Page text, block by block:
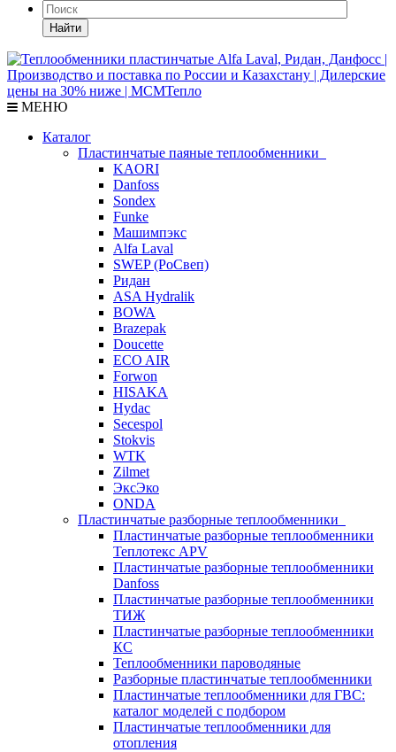
Найти
МЕНЮ
Каталог
Пластинчатые паяные теплообменники
KAORI
Danfoss
Sondex
Funke
Машимпэкс
Alfa Laval
SWEP (РоСвеп)
Ридан
ASA Hydralik
BOWA
Brazepak
Doucette
ECO AIR
Forwon
HISAKA
Hydac
Secespol
Stokvis
WTK
Zilmet
ЭксЭко
ONDA
Пластинчатые разборные теплообменники
Пластинчатые разборные теплообменники
Теплотекс APV
Пластинчатые разборные теплообменники
Danfoss
Пластинчатые разборные теплообменники
ТИЖ
Пластинчатые разборные теплообменники
КC
Теплообменники пароводяные
Разборные пластинчатые теплообменники
Пластинчатые теплообменники для ГВС:
каталог моделей с подбором
Пластинчатые теплообменники для
отопления